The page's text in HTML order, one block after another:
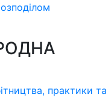
практики та